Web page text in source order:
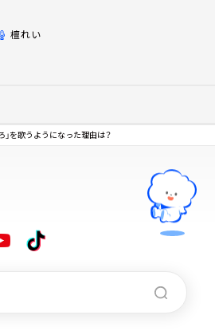
檀れい
」を歌うようになった理由は？